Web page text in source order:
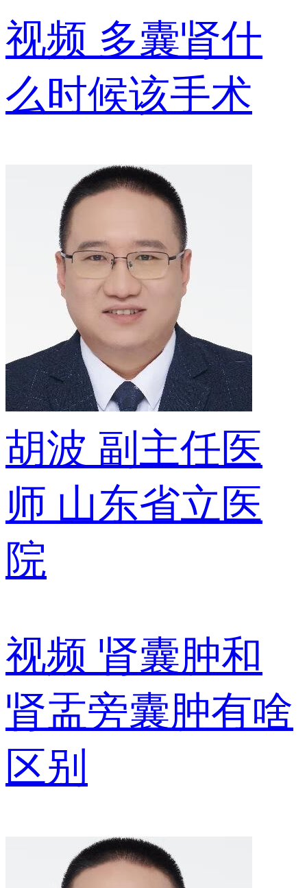
视频 多囊肾什
么时候该手术
胡波 副主任医
师 山东省立医
院
视频 肾囊肿和
肾盂旁囊肿有啥
区别